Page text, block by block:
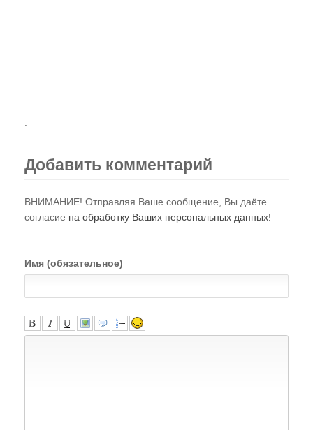
Добавить комментарий
ВНИМАНИЕ! Отправляя Ваше сообщение, Вы даёте
согласие на обработку Ваших персональных данных!
Имя (обязательное)